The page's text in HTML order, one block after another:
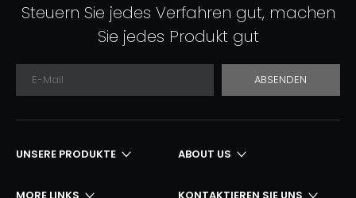
Steuern Sie jedes Verfahren gut, machen
Sie jedes Produkt gut
ABSENDEN
UNSERE PRODUKTE​​​​​​​ ABOUT US